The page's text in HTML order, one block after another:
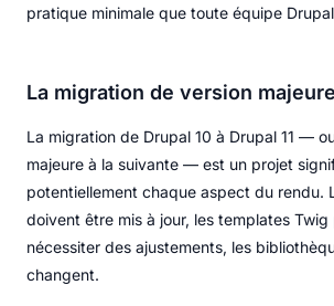
pratique minimale que toute équipe
La migration de version majeure
La migration de Drupal 10 à Drupal 11 —
majeure à la suivante — est un projet
potentiellement chaque aspect du rendu.
doivent être mis à jour, les templates Twig
nécessiter des ajustements, les
changent.